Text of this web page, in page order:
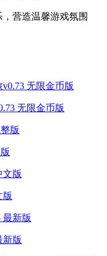
营造温馨游戏氛围
无限金币版
版
新版